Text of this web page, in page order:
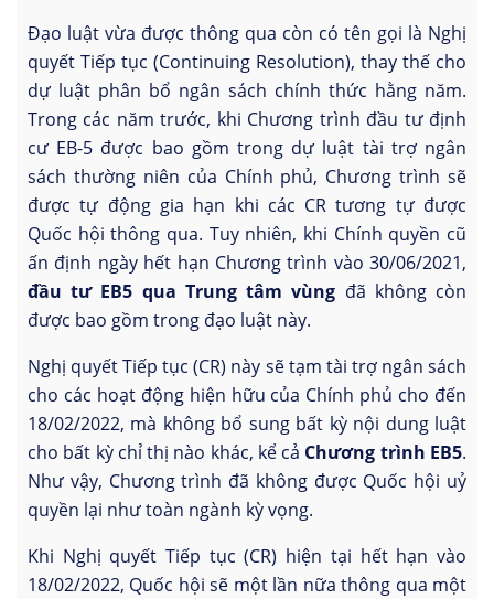
Đạo luật vừa được thông qua còn có tên gọi là Nghị
quyết Tiếp tục (Continuing Resolution), thay thế cho
dự luật phân bổ ngân sách chính thức hằng năm.
Trong các năm trước, khi Chương trình đầu tư định
cư EB-5 được bao gồm trong dự luật tài trợ ngân
sách thường niên của Chính phủ, Chương trình sẽ
được tự động gia hạn khi các CR tương tự được
Quốc hội thông qua. Tuy nhiên, khi Chính quyền cũ
ấn định ngày hết hạn Chương trình vào 30/06/2021,
đầu tư EB5 qua Trung tâm vùng đã không còn
được bao gồm trong đạo luật này.
Nghị quyết Tiếp tục (CR) này sẽ tạm tài trợ ngân sách
cho các hoạt động hiện hữu của Chính phủ cho đến
18/02/2022, mà không bổ sung bất kỳ nội dung luật
cho bất kỳ chỉ thị nào khác, kể cả Chương trình EB5.
Như vậy, Chương trình đã không được Quốc hội uỷ
quyền lại như toàn ngành kỳ vọng.
Khi Nghị quyết Tiếp tục (CR) hiện tại hết hạn vào
18/02/2022, Quốc hội sẽ một lần nữa thông qua một